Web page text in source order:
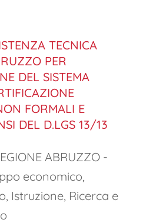
TECNICA
PER
DEL SISTEMA
FORMALI E
DEL D.LGS 13/13
ABRUZZO -
economico,
Istruzione, Ricerca e